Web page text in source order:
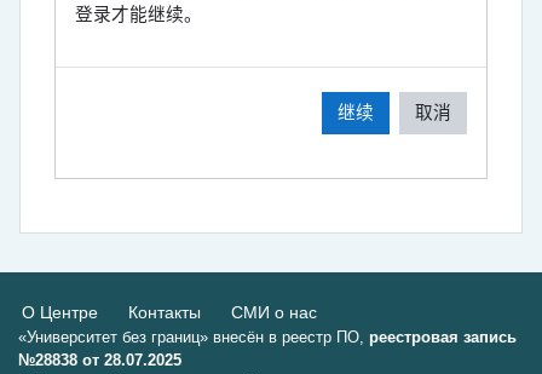
登录才能继续。
继续 取消
О Центре Контакты СМИ о нас
«Университет без границ» внесён в реестр ПО, реестровая запись
№28838 от 28.07.2025